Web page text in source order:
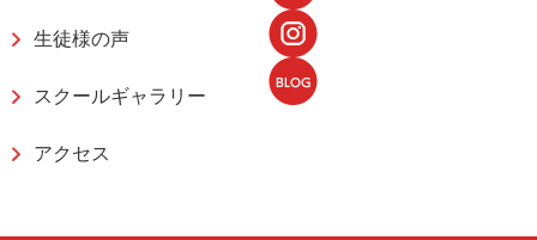
生徒様の声
スクールギャラリー
アクセス